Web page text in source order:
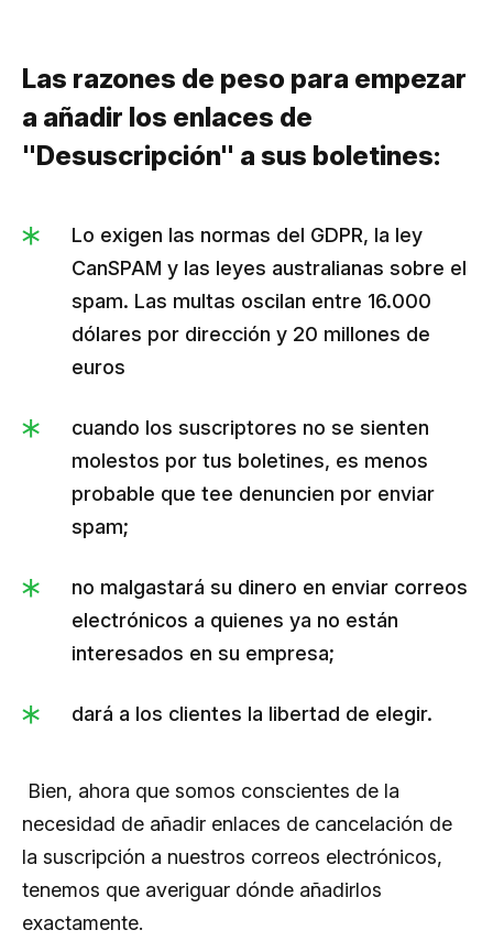
Las razones de peso para empezar
a añadir los enlaces de
"Desuscripción" a sus boletines:
Lo exigen las normas del GDPR, la ley
CanSPAM y las leyes australianas sobre el
spam. Las multas oscilan entre 16.000
dólares por dirección y 20 millones de
euros
cuando los suscriptores no se sienten
molestos por tus boletines, es menos
probable que tee denuncien por enviar
spam;
no malgastará su dinero en enviar correos
electrónicos a quienes ya no están
interesados en su empresa;
dará a los clientes la libertad de elegir.
Bien, ahora que somos conscientes de la
necesidad de añadir enlaces de cancelación de
la suscripción a nuestros correos electrónicos,
tenemos que averiguar dónde añadirlos
exactamente.